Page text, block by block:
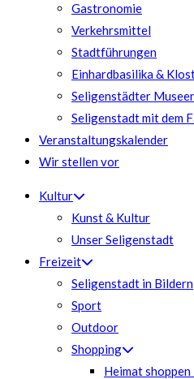
Gastronomie
Verkehrsmittel
Stadtführungen
Einhardbasilika &
Seligenstädter
Seligenstadt mit dem
Veranstaltungskalender
Wir stellen vor
Kultur
Kunst & Kultur
Unser Seligenstadt
Freizeit
Seligenstadt in Bildern
Sport
Outdoor
Shopping
Heimat